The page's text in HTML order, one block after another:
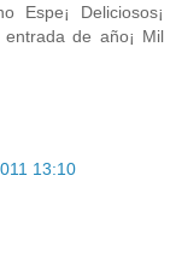
Espe¡ Deliciosos¡
de año¡ Mil
13:10